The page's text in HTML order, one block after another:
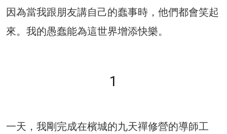
因為當我跟朋友講自己的蠢事時，他們都會笑起
來。我的愚蠢能為這世界增添快樂。
1
一天，我剛完成在檳城的九天禪修營的導師工